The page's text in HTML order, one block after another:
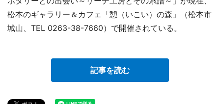
松本のギャラリー＆カフェ「憩（いこい）の森」（松本市
城山、TEL 0263-38-7660）で開催されている。
記事を読む